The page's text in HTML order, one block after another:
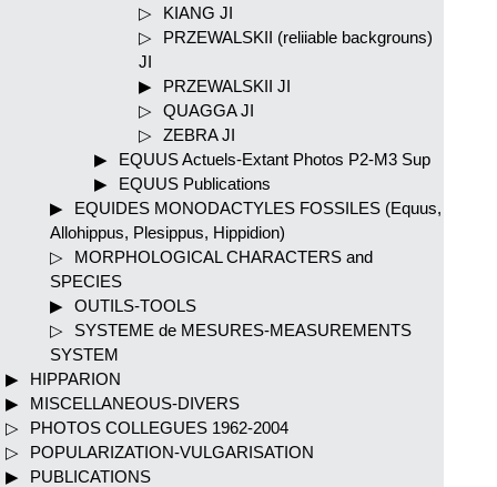
KIANG JI
PRZEWALSKII (reliiable backgrouns)
JI
PRZEWALSKII JI
QUAGGA JI
ZEBRA JI
EQUUS Actuels-Extant Photos P2-M3 Sup
EQUUS Publications
EQUIDES MONODACTYLES FOSSILES (Equus,
Allohippus, Plesippus, Hippidion)
MORPHOLOGICAL CHARACTERS and
SPECIES
OUTILS-TOOLS
SYSTEME de MESURES-MEASUREMENTS
SYSTEM
HIPPARION
MISCELLANEOUS-DIVERS
PHOTOS COLLEGUES 1962-2004
POPULARIZATION-VULGARISATION
PUBLICATIONS